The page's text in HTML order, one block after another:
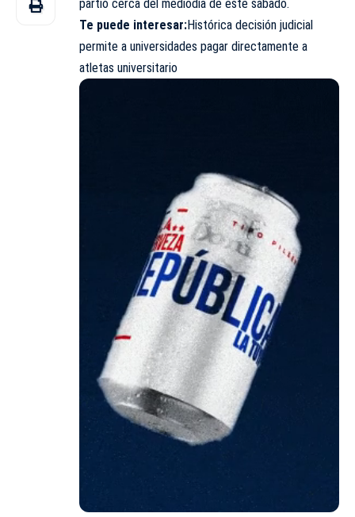
partió cerca del mediodía de este sábado.
Te puede interesar:Histórica decisión judicial
permite a universidades pagar directamente a
atletas universitario